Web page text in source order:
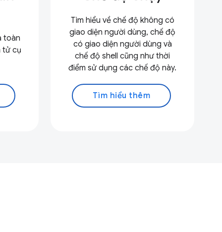
toàn
tử cụ
Tìm hiểu về chế độ không có
giao diện người dùng, chế độ
có giao diện người dùng và
chế độ shell cũng như thời
điểm sử dụng các chế độ này.
Tìm hiểu thêm